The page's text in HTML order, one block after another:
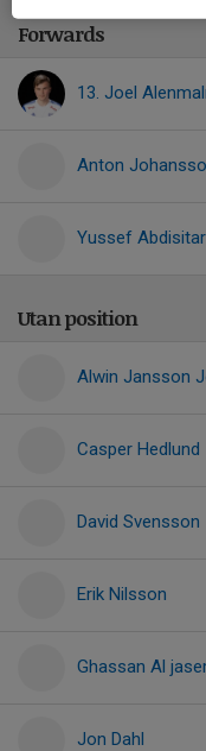
Forwards
13. Joel
Anton
Yussef Abdisitar
Utan position
Alwin Jansson
Casper Hedlund
David Svensson
Erik Nilsson
Ghassan Al
Jon Dahl